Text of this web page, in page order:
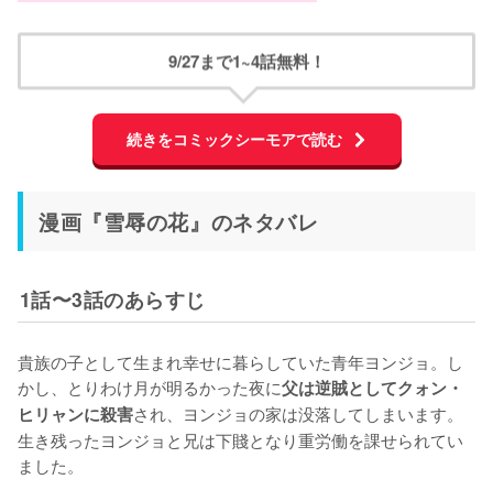
9/27まで1~4話無料！
続きをコミックシーモアで読む
漫画『雪辱の花』のネタバレ
1話〜3話のあらすじ
貴族の子として生まれ幸せに暮らしていた青年ヨンジョ。し
かし、とりわけ月が明るかった夜に父は逆賊としてクォン・
ヒリャンに殺害され、ヨンジョの家は没落してしまいます。
生き残ったヨンジョと兄は下賤となり重労働を課せられてい
ました。